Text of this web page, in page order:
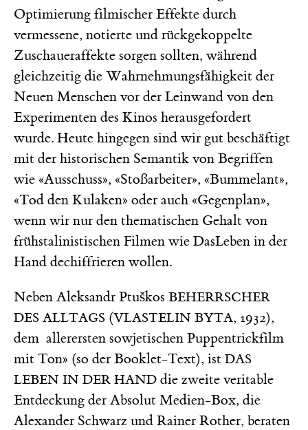
Optimierung filmischer Effekte durch
vermessene, notierte und rückgekoppelte
Zuschaueraffekte sorgen sollten, während
gleichzeitig die Wahrnehmungsfähigkeit der
Neuen Menschen vor der Leinwand von den
Experimenten des Kinos herausgefordert
wurde. Heute hingegen sind wir gut beschäftigt
mit der historischen Semantik von Begriffen
wie «Ausschuss», «Stoßarbeiter», «Bummelant»,
«Tod den Kulaken» oder auch «Gegenplan»,
wenn wir nur den thematischen Gehalt von
frühstalinistischen Filmen wie DasLeben in der
Hand dechiffrieren wollen.
Neben Aleksandr Ptuškos BEHERRSCHER
DES ALLTAGS (VLASTELIN BYTA, 1932),
dem allerersten sowjetischen Puppentrickfilm
mit Ton» (so der Booklet-Text), ist DAS
LEBEN IN DER HAND die zweite veritable
Entdeckung der Absolut Medien-Box, die
Alexander Schwarz und Rainer Rother, beraten